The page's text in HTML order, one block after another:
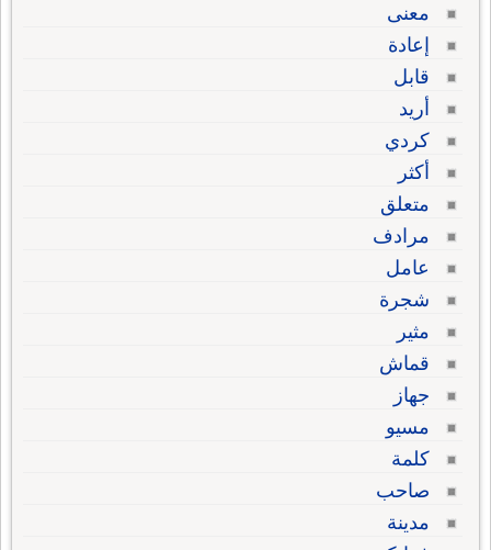
معنى
إعادة
قابل
أريد
كردي
أكثر
متعلق
مرادف
عامل
شجرة
مثير
قماش
جهاز
مسيو
كلمة
صاحب
مدينة